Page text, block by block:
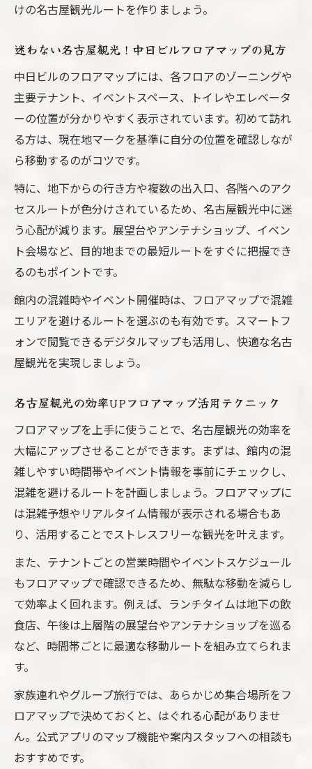
けの名古屋観光ルートを作りましょう。
迷わない名古屋観光！中日ビルフロアマップの見方
中日ビルのフロアマップには、各フロアのゾーニングや
主要テナント、イベントスペース、トイレやエレベータ
ーの位置が分かりやすく表示されています。初めて訪れ
る方は、現在地マークを基準に自分の位置を確認しなが
ら移動するのがコツです。
特に、地下からの行き方や複数の出入口、各階へのアク
セスルートが色分けされているため、名古屋観光中に迷
う心配が減ります。展望台やアンテナショップ、イベン
ト会場など、目的地までの最短ルートをすぐに把握でき
るのもポイントです。
館内の混雑時やイベント開催時は、フロアマップで混雑
エリアを避けるルートを選ぶのも有効です。スマートフ
ォンで閲覧できるデジタルマップも活用し、快適な名古
屋観光を実現しましょう。
名古屋観光の効率UPフロアマップ活用テクニック
フロアマップを上手に使うことで、名古屋観光の効率を
大幅にアップさせることができます。まずは、館内の混
雑しやすい時間帯やイベント情報を事前にチェックし、
混雑を避けるルートを計画しましょう。フロアマップに
は混雑予想やリアルタイム情報が表示される場合もあ
り、活用することでストレスフリーな観光を叶えます。
また、テナントごとの営業時間やイベントスケジュール
もフロアマップで確認できるため、無駄な移動を減らし
て効率よく回れます。例えば、ランチタイムは地下の飲
食店、午後は上層階の展望台やアンテナショップを巡る
など、時間帯ごとに最適な移動ルートを組み立てられま
す。
家族連れやグループ旅行では、あらかじめ集合場所をフ
ロアマップで決めておくと、はぐれる心配がありませ
ん。公式アプリのマップ機能や案内スタッフへの相談も
おすすめです。